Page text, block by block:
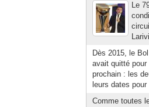
Le
Dès 2015, le
avait quitté pour
prochain : les
leurs dates
Comme toutes